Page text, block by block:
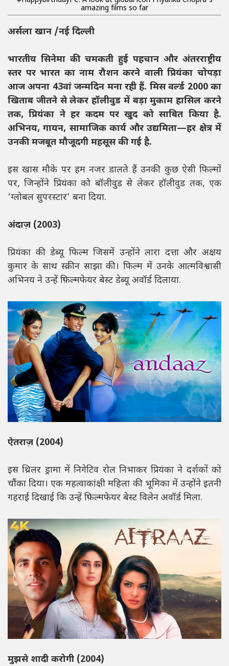
amazing films so far
अर्सला खान /नई दिल्ली
भारतीय सिनेमा की चमकती हुई पहचान और अंतरराष्ट्रीय
स्तर पर भारत का नाम रौशन करने वाली प्रियंका चोपड़ा
आज अपना 43वां जन्मदिन मना रही हैं. मिस वर्ल्ड 2000 का
खिताब जीतने से लेकर हॉलीवुड में बड़ा मुकाम हासिल करने
तक, प्रियंका ने हर कदम पर खुद को साबित किया है.
अभिनय, गायन, सामाजिक कार्य और उद्यमिता—हर क्षेत्र में
उनकी मजबूत मौजूदगी महसूस की गई है.
इस खास मौके पर हम नजर डालते हैं उनकी कुछ ऐसी फिल्मों
पर, जिन्होंने प्रियंका को बॉलीवुड से लेकर हॉलीवुड तक, एक
‘ग्लोबल सुपरस्टार’ बना दिया.
अंदाज़ (2003)
प्रियंका की डेब्यू फिल्म जिसमें उन्होंने लारा दत्ता और अक्षय
कुमार के साथ स्क्रीन साझा की। फिल्म में उनके आत्मविश्वासी
अभिनय ने उन्हें फ़िल्मफेयर बेस्ट डेब्यू अवॉर्ड दिलाया.
ऐतराज़ (2004)
इस थ्रिलर ड्रामा में निगेटिव रोल निभाकर प्रियंका ने दर्शकों को
चौंका दिया। एक महत्वाकांक्षी महिला की भूमिका में उन्होंने इतनी
गहराई दिखाई कि उन्हें फ़िल्मफेयर बेस्ट विलेन अवॉर्ड मिला.
मुझसे शादी करोगी (2004)